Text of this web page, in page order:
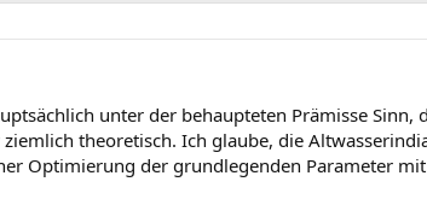
unter der behaupteten Prämisse Sinn,
theoretisch. Ich glaube, die
Optimierung der grundlegenden Parameter